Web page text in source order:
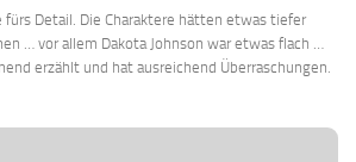
Detail. Die Charaktere hätten etwas tiefer
… vor allem Dakota Johnson war etwas flach …
erzählt und hat ausreichend Überraschungen.